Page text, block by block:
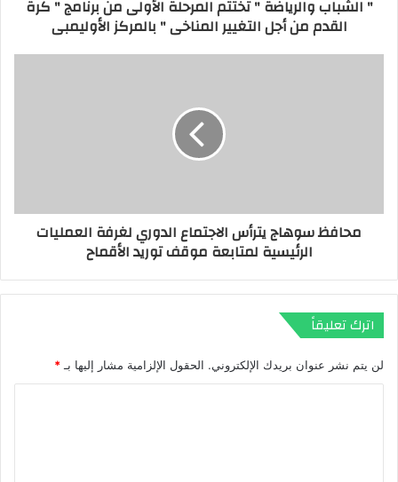
" الشباب والرياضة " تختتم المرحلة الأولى من برنامج " كرة
القدم من أجل التغيير المناخى " بالمركز الأوليمبى
محافظ سوهاج يترأس الاجتماع الدوري لغرفة العمليات
الرئيسية لمتابعة موقف توريد الأقماح
اترك تعليقاً
لن يتم نشر عنوان بريدك الإلكتروني. الحقول الإلزامية مشار إليها بـ *